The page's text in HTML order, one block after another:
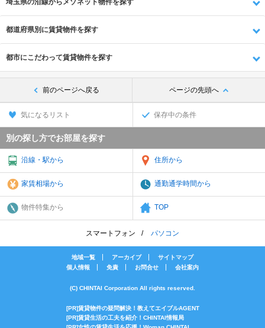
埼玉県の沿線からメゾネット物件を探す
都道府県別に賃貸物件を探す
都市にこだわって賃貸物件を探す
前のページへ戻る ページの先頭へ
気になるリスト 保存中の条件
別の探し方でお部屋を探す
沿線・駅から 住所から
家賃相場から 通勤通学時間から
物件特集から TOP
スマートフォン パソコン
地域一覧 アーカイブ
サイトマップ
個人情報
免責 お問合せ 会社案内
(C) CHINTAI Corporation All rights reserved.
[PR]賃貸物件の疑問解決！教えてエイブルAGENT
[PR]賃貸生活の工夫を紹介！CHINTAI情報局